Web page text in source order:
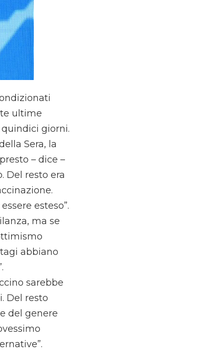
ultime
giorni.
Sera, la
– dice –
Del resto era
esteso”.
ma se
abbiano
sarebbe
Del resto
del genere